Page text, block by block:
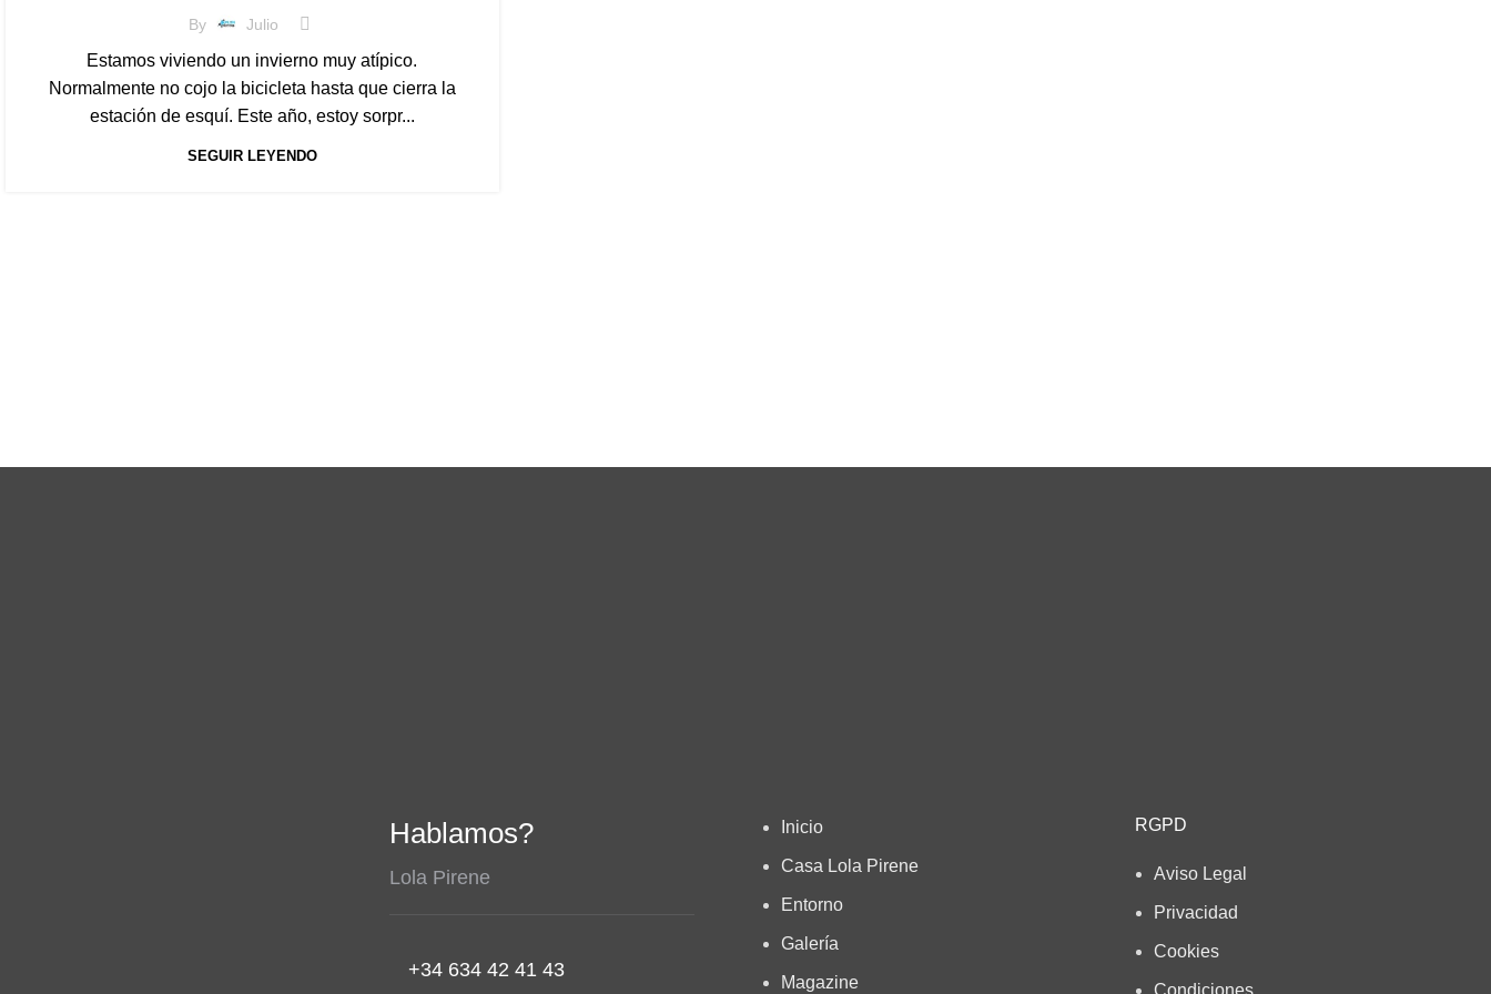
By Julio
Estamos viviendo un invierno muy atípico.
Normalmente no cojo la bicicleta hasta que cierra la
estación de esquí. Este año, estoy sorpr...
SEGUIR LEYENDO
Hablamos?
Lola Pirene
+34 634 42 41 43
Inicio
Casa Lola Pirene
Entorno
Galería
Magazine
RGPD
Aviso Legal
Privacidad
Cookies
Condiciones